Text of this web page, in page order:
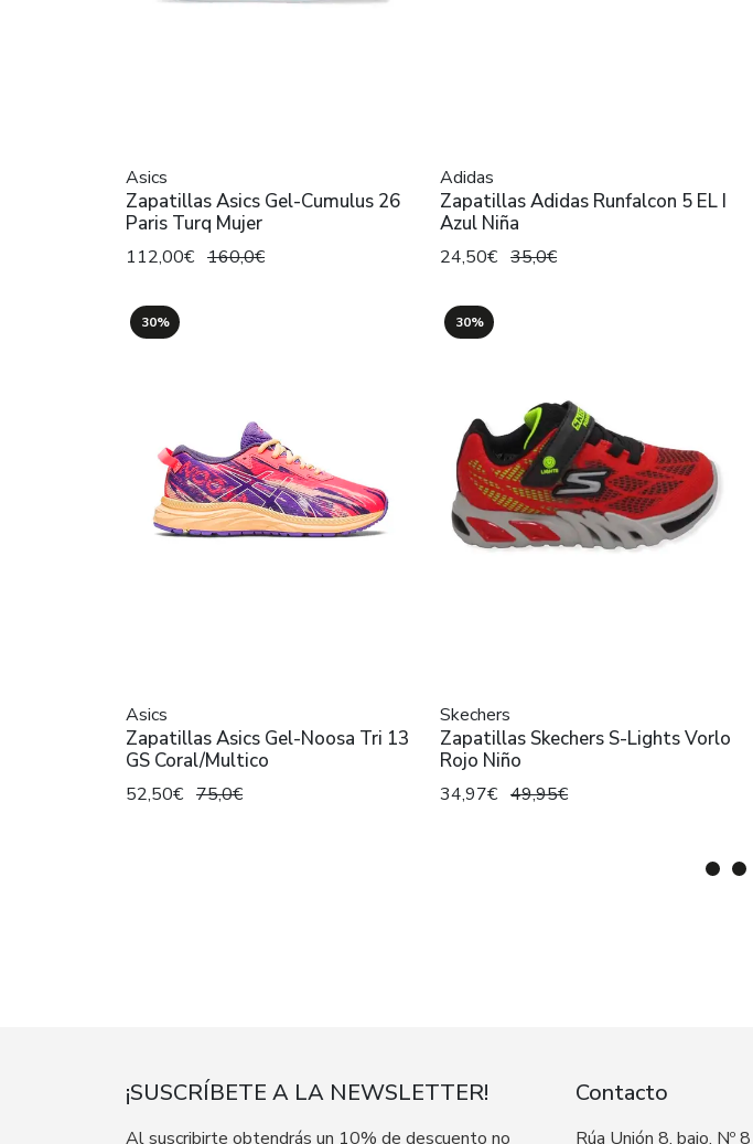
Asics
Zapatillas Asics Gel-Cumulus 26
Paris Turq Mujer
112,00€ 160,0€
Adidas
Zapatillas Adidas Runfalcon 5 EL I
Azul Niña
24,50€ 35,0€
30%
Asics
Zapatillas Asics Gel-Noosa Tri 13
GS Coral/Multico
52,50€ 75,0€
30%
Skechers
Zapatillas Skechers S-Lights Vorlo
Rojo Niño
34,97€ 49,95€
¡SUSCRÍBETE A LA NEWSLETTER!
Al suscribirte obtendrás un 10% de descuento no
Contacto
Rúa Unión 8, bajo, Nº 8